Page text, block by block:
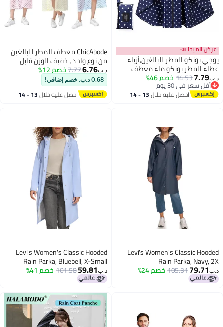
عرض الميجا 📣
يوجي بونكو المطر للبالغين,أزياء
غطاء المطر بونكو ماء معطف
المطر سترة مع جيب للنساء / الرجال
/ الكبار,معطف المطر المقاوم للماء
كيب المطر المحمولة للأنشطة في
د.ب‏7.79
14.53خصم 46%
أقل سعر في 30 يوم
أقل سعر في 30 يوماحصل عليه خلال 13 - 14
ChicAbode معطف المطر للبالغين
من نوع واحد ، خفيف الوزن قابل
لإعادة الاستخدام بونكو المطر ، قابل
للتنفس مريح للأنشطة في الهواء
الطلق
د.ب‏6.76
7.77خصم 12%
0.68 د.ب. خصم إضافي!
احصل عليه خلال 13 - 14
Levi's Women's Classic Hooded
Rain Parka, Navy, 2X
د.ب‏79.71
105.31خصم 24%
Levi's Women's Classic Hooded
Rain Parka, Bluebell, X-Small
د.ب‏59.81
101.58خصم 41%